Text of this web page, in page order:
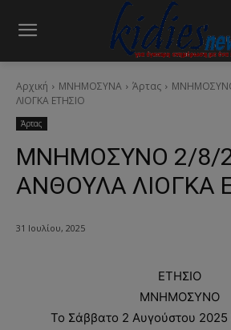
Αρχική ΜΝΗΜΟΣΥΝΑ Άρτας
ΛΙΟΓΚΑ ΕΤΗΣΙΟ
Άρτας
ΜΝΗΜΟΣΥΝΟ 2/8/
ΑΝΘΟΥΛΑ ΛΙΟΓΚΑ
31 Ιουλίου, 2025
ΕΤΗΣΙΟ
ΜΝΗΜΟΣΥΝΟ
Το Σάββατο 2 Αυγούστου 2025